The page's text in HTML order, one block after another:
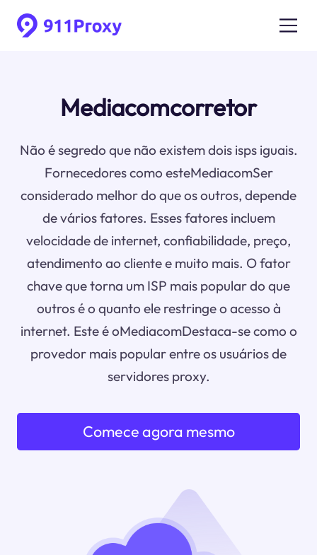
Mediacomcorretor
Não é segredo que não existem dois isps iguais.
Fornecedores como esteMediacomSer
considerado melhor do que os outros, depende
de vários fatores. Esses fatores incluem
velocidade de internet, confiabilidade, preço,
atendimento ao cliente e muito mais. O fator
chave que torna um ISP mais popular do que
outros é o quanto ele restringe o acesso à
internet. Este é oMediacomDestaca-se como o
provedor mais popular entre os usuários de
servidores proxy.
Comece agora mesmo